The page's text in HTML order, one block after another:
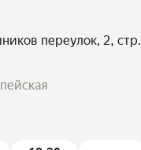
переулок, 2, стр.